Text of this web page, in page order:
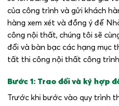
của công trình và gửi khách
hàng xem xét và đồng ý để
công nội thất, chúng tôi sẽ
đổi và bàn bạc các hạng mục
tất thi công nội thất công
Bước 1: Trao đổi và ký hợp
Trước khi bước vào quy trình